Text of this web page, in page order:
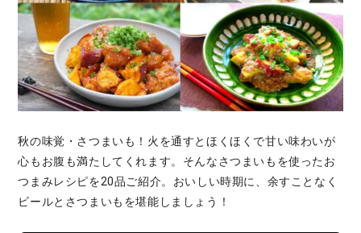
秋の味覚・さつまいも！火を通すとほくほくで甘い味わいが
心もお腹も満たしてくれます。そんなさつまいもを使ったお
つまみレシピを20品ご紹介。おいしい時期に、余すことなく
ビールとさつまいもを堪能しましょう！